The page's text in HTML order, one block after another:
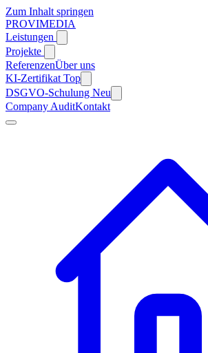
Zum Inhalt springen
PROVIMEDIA
Leistungen
Projekte
ReferenzenÜber uns
KI-Zertifikat Top
DSGVO-Schulung Neu
Company AuditKontakt